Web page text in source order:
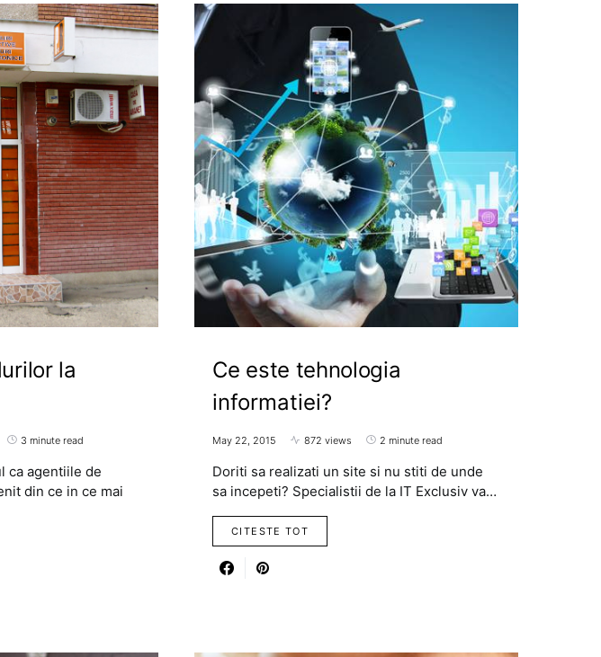
la
3 minute read
ca agentiile de
din ce in ce mai
Ce este tehnologia
informatiei?
May 22, 2015 872 views 2 minute read
Doriti sa realizati un site si nu stiti de unde
sa incepeti? Specialistii de la IT Exclusiv va…
CITESTE TOT